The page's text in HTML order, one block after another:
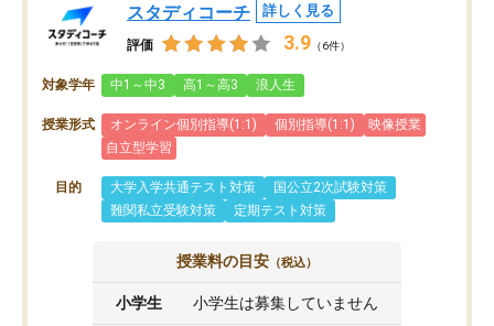
スタディコーチ 詳しく見る
評価 3.9 （6件）
対象学年 中1～中3 高1～高3 浪人生
授業形式 オンライン個別指導(1:1) 個別指導(1:1)
映像授業
自立型学習
目的 大学入学共通テスト対策
国公立2次試験対策
難関私立受験対策
定期テスト対策
授業料の目安 （税込）
小学生 小学生は募集していません